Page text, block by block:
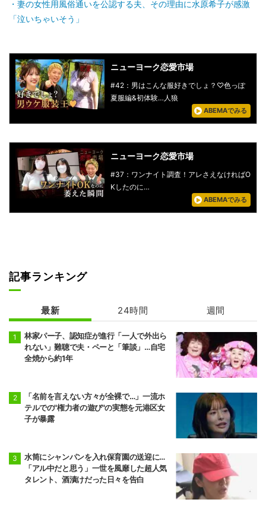
妻の女性用風俗通いを公認する夫、その理由に水原希子が感激
「泣いちゃいそう」
ニューヨーク恋愛市場
#42：男はこんな服好きでしょ？♡色っぽ
夏服編&初体験…人狼
ABEMAでみる
ニューヨーク恋愛市場
#37：ワンナイト調査！アレさえなければO
Kしたのに…
ABEMAでみる
記事ランキング
最新 24時間 週間
林家パー子、認知症が進行「一人で外出ら
れない」難聴で夫・ペーと「筆談」…自宅
全焼から約1年
「名前を言えない方々が全裸で…」一流ホ
テルでの"権力者の遊び"の実態を元港区女
子が暴露
水筒にシャンパンを入れ保育園の送迎に…
「アル中だと思う」一世を風靡した超人気
タレント、酒漬けだった日々を告白